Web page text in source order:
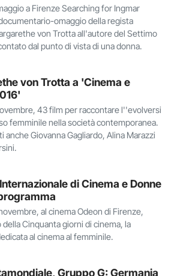
a Firenze Searching for Ingmar
omaggio della regista
von Trotta all'autore del Settimo
dal punto di vista di una donna.
von Trotta a 'Cinema e
43 film per raccontare l''evolversi
femminile nella società contemporanea.
anche Giovanna Gagliardo, Alina Marazzi
di Cinema e Donne
al cinema Odeon di Firenze,
Cinquanta giorni di cinema, la
al cinema al femminile.
Gruppo G: Germania